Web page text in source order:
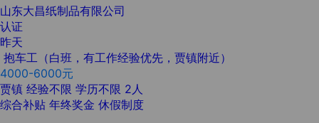
山东大昌纸制品有限公司
认证
昨天
抱车工（白班，有工作经验优先，贾镇附近）
4000-6000元
贾镇 经验不限 学历不限 2人
综合补贴 年终奖金 休假制度